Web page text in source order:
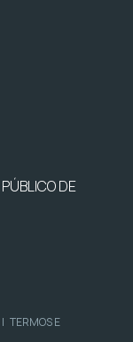
DE
| TERMOS E